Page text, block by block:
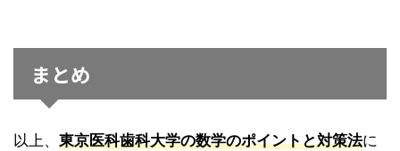
まとめ
以上、 東京医科歯科大学の数学のポイントと対策法に